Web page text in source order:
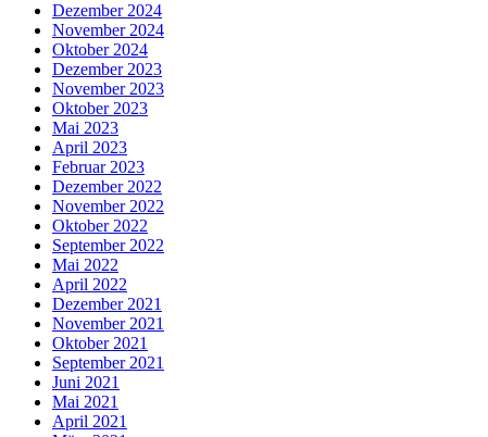
Dezember 2024
November 2024
Oktober 2024
Dezember 2023
November 2023
Oktober 2023
Mai 2023
April 2023
Februar 2023
Dezember 2022
November 2022
Oktober 2022
September 2022
Mai 2022
April 2022
Dezember 2021
November 2021
Oktober 2021
September 2021
Juni 2021
Mai 2021
April 2021